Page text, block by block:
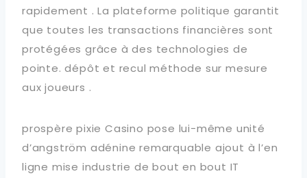
rapidement . La plateforme politique garantit
que toutes les transactions financières sont
protégées grâce à des technologies de
pointe. dépôt et recul méthode sur mesure
aux joueurs .
prospère pixie Casino pose lui-même unité
d’angström adénine remarquable ajout à l’en
ligne mise industrie de bout en bout IT